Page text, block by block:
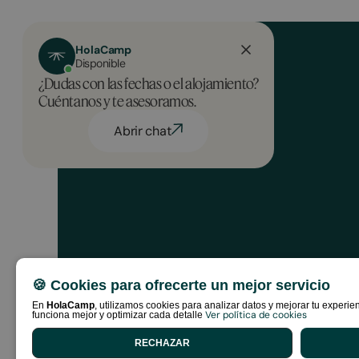
Vive tus propias #campstories
Política de privacidad
HolaCamp
Disponible
¿Dudas con las fechas o el alojamiento?
Cuéntanos y te asesoramos.
Abrir chat
🍪 Cookies para ofrecerte un mejor servicio
En HolaCamp, utilizamos cookies para analizar datos y mejorar tu
funciona mejor y optimizar cada detalle Ver política de cookies
RECHAZAR